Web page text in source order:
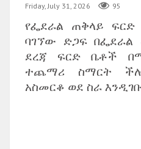
Friday, July 31, 2026 95
የፌደራል ጠቅላይ
ባገኘው ድጋፍ በፌደራል
ደረጃ ፍርድ ቤቶች
ተጨማሪ ስማርት
አስመርቆ ወደ ስራ